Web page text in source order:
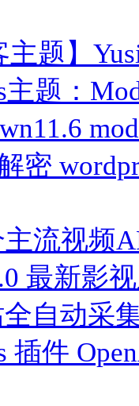
主题】
主题：
密
主流视频
最新影
自动采
插件